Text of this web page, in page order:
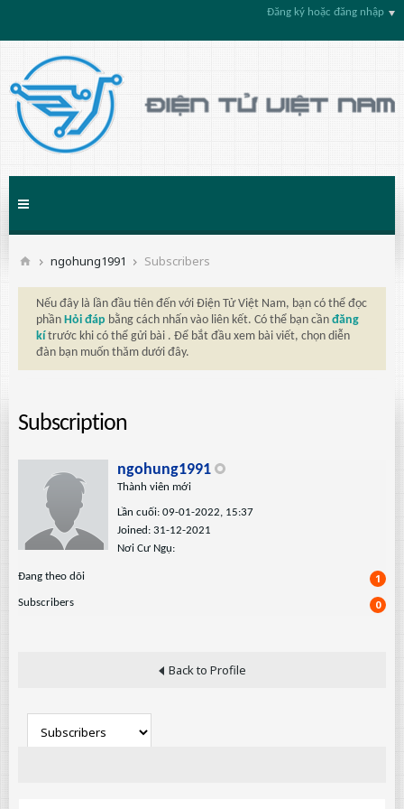
Đăng ký hoặc đăng nhập
ngohung1991 Subscribers
Nếu đây là lần đầu tiên đến với Điện Tử Việt Nam, bạn có thể đọc
phần Hỏi đáp bằng cách nhấn vào liên kết. Có thể bạn cần đăng
kí trước khi có thể gửi bài . Để bắt đầu xem bài viết, chọn diễn
đàn bạn muốn thăm dưới đây.
Subscription
ngohung1991
Thành viên mới
Lần cuối: 09-01-2022, 15:37
Joined: 31-12-2021
Nơi Cư Ngụ:
Ðang theo dõi 1
Subscribers 0
Back to Profile